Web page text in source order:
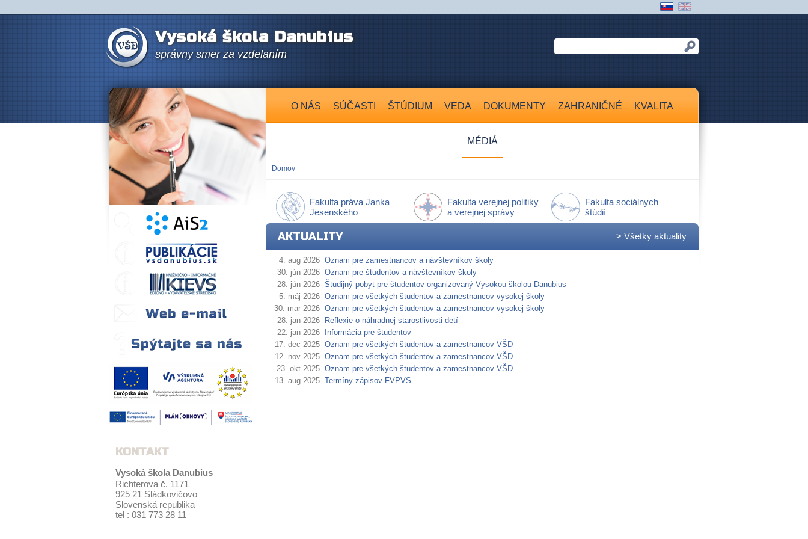
Vysoká škola Danubius
správny smer za vzdelaním
O NÁS SÚČASTI ŠTÚDIUM VEDA DOKUMENTY ZAHRANIČNÉ KVALITA
MÉDIÁ
Domov
Fakulta práva Janka
Jesenského
Fakulta verejnej politiky
a verejnej správy
Fakulta sociálnych
štúdií
KONTAKT
Vysoká škola Danubius
Richterova č. 1171
925 21 Sládkovičovo
Slovenská republika
tel : 031 773 28 11
AKTUALITY > Všetky aktuality
4. aug 2026 Oznam pre zamestnancov a návštevníkov školy
30. jún 2026 Oznam pre študentov a návštevníkov školy
28. jún 2026 Študijný pobyt pre študentov organizovaný Vysokou školou Danubius
5. máj 2026 Oznam pre všetkých študentov a zamestnancov vysokej školy
30. mar 2026 Oznam pre všetkých študentov a zamestnancov vysokej školy
28. jan 2026
Reflexie o náhradnej starostlivosti detí
22. jan 2026
Informácia pre študentov
17. dec 2025 Oznam pre všetkých študentov a zamestnancov VŠD
12. nov 2025 Oznam pre všetkých študentov a zamestnancov VŠD
23. okt 2025 Oznam pre všetkých študentov a zamestnancov VŠD
13. aug 2025 Termíny zápisov FVPVS